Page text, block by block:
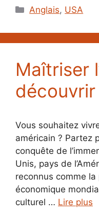
Catégories
Anglais, USA
Maîtriser
découvrir
Vous souhaitez
américain ? Partez
conquête de
Unis, pays de
reconnus comme
économique
culturel … Lire plus